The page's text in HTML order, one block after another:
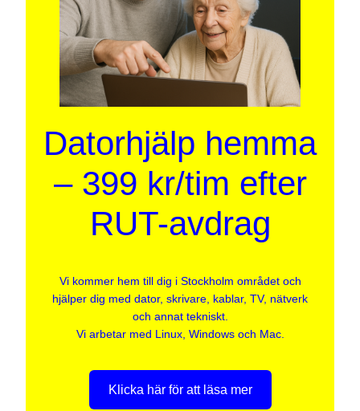
Datorhjälp hemma
– 399 kr/tim efter
RUT-avdrag
Vi kommer hem till dig i Stockholm området och
hjälper dig med dator, skrivare, kablar, TV, nätverk
och annat tekniskt.
Vi arbetar med Linux, Windows och Mac.
Klicka här för att läsa mer